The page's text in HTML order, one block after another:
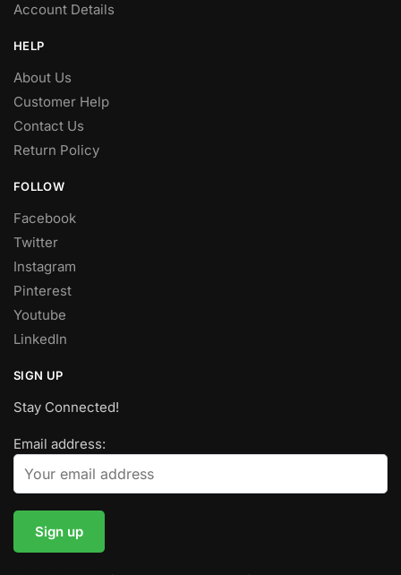
Account Details
HELP
About Us
Customer Help
Contact Us
Return Policy
FOLLOW
Facebook
Twitter
Instagram
Pinterest
Youtube
LinkedIn
SIGN UP
Stay Connected!
Email address: